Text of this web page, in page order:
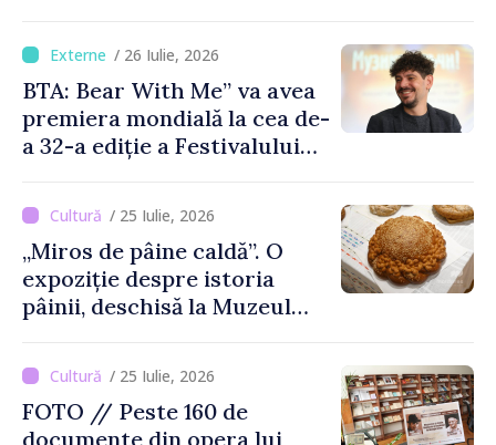
/ 26 Iulie, 2026
BTA: Bear With Me” va avea
premiera mondială la cea de-
a 32-a ediție a Festivalului
august
/ 25 Iulie, 2026
„Miros de pâine caldă”. O
expoziție despre istoria
pâinii, deschisă la Muzeul
Moldovei
/ 25 Iulie, 2026
FOTO // Peste 160 de
documente din opera lui